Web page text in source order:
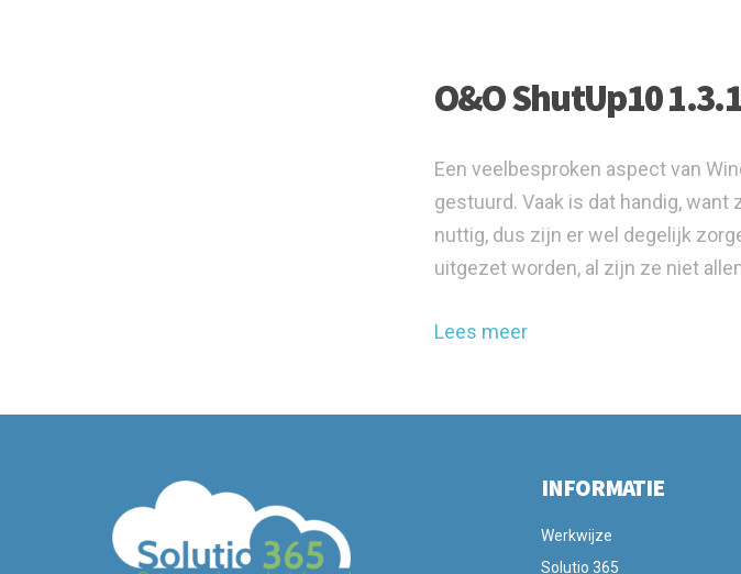
O&O ShutUp10
Een veelbesproken aspect van
gestuurd. Vaak is dat handig,
nuttig, dus zijn er wel degelijk
uitgezet worden, al zijn ze niet
Lees meer
INFORMATIE
Werkwijze
Solutio 365